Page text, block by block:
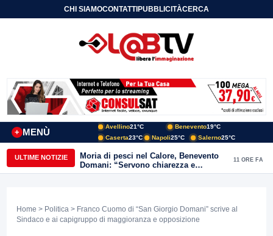
CHI SIAMOCONTATTIPUBBLICITÀCERCA
MENÙ
+
Avellino21°C Benevento19°C
Caserta23°C Napoli25°C Salerno25°C
ULTIME NOTIZIE
Moria di pesci nel Calore, Benevento
Domani: “Servono chiarezza e
approfondimenti sulla gestione
11 ORE FA
Home > Politica > Franco Cuomo di “San Giorgio Domani” scrive al
Sindaco e ai capigruppo di maggioranza e opposizione